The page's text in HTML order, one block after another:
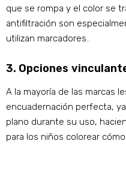
que se rompa y el color se
antifiltración son
utilizan marcadores..
3. Opciones
A la mayoría de las marcas
encuadernación perfecta,
plano durante su uso,
para los niños colorear